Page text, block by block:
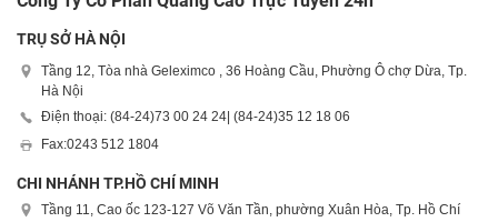
TRỤ SỞ HÀ NỘI
Tầng 12, Tòa nhà Geleximco , 36 Hoàng Cầu, Phường Ô chợ Dừa, Tp.
Hà Nội
Điện thoại: (84-24)73 00 24 24| (84-24)35 12 18 06
Fax:0243 512 1804
CHI NHÁNH TP.HỒ CHÍ MINH
Tầng 11, Cao ốc 123-127 Võ Văn Tần, phường Xuân Hòa, Tp. Hồ Chí